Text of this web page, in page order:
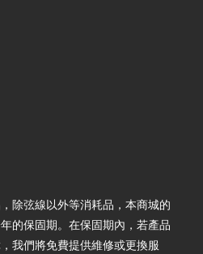
除弦線以外等消耗品，本商城的
的保固期。在保固期內，若產品
我們將免費提供維修或更換服